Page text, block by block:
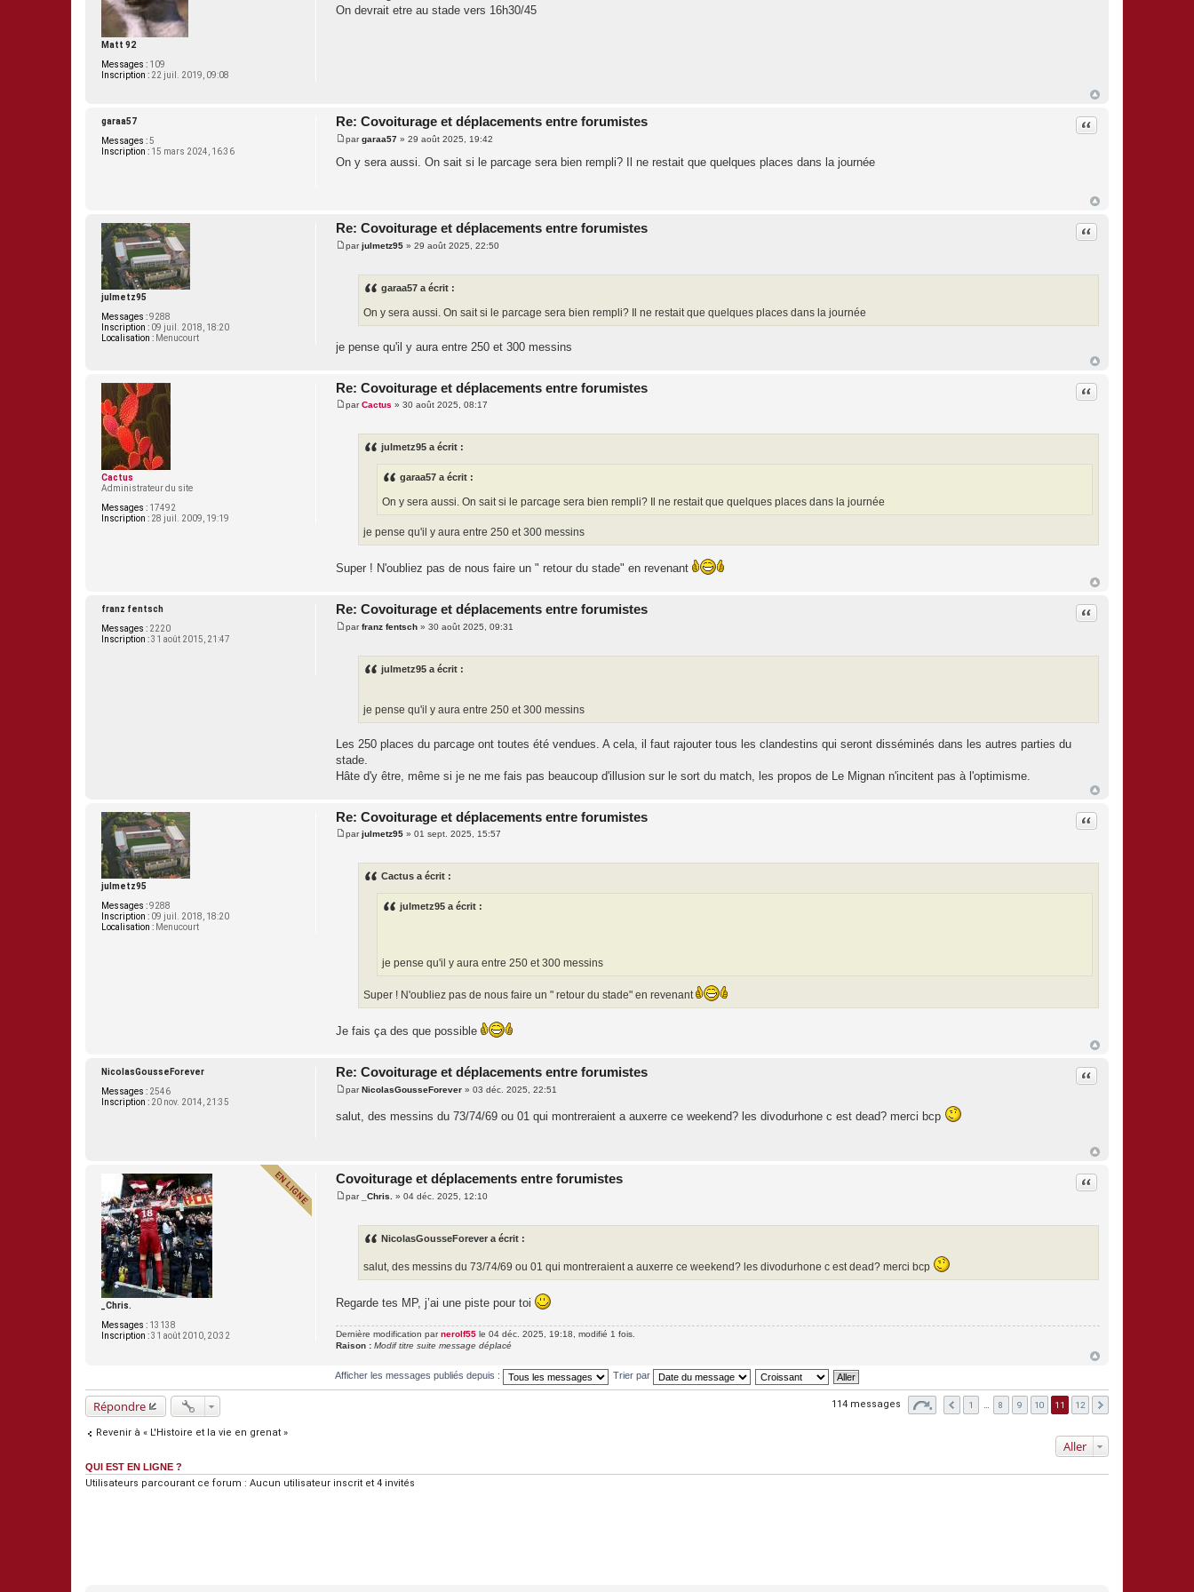
Matt 92
Messages : 109
Inscription : 22 juil. 2019, 09:08
s
On devrait etre au stade vers 16h30/45
garaa57
Messages :5
Inscription : 15 mars 2024, 16:36
Re: Covoiturage et déplacements entre forumistes Citation
M
s
pargaraa57» 29 août 2025, 19:42
On y sera aussi. On sait si le parcage sera bien rempli? Il ne restait que quelques places dans la journée
julmetz95
Messages :9288
Inscription : 09 juil. 2018, 18:20
Localisation : Menucourt
Re: Covoiturage et déplacements entre forumistes Citation
M
parjulmetz95» 29 août 2025, 22:50
garaa57 a écrit :
On y sera aussi. On sait si le parcage sera bien rempli? Il ne restait que quelques places dans la journée
je pense qu'il y aura entre 250 et 300 messins
Cactus
Administrateur du site
Messages : 17492
Inscription : 28 juil. 2009, 19:19
Re: Covoiturage et déplacements entre forumistes Citation
M
parCactus » 30 août 2025, 08:17
julmetz95 a écrit :
garaa57 a écrit :
On y sera aussi. On sait si le parcage sera bien rempli? Il ne restait que quelques places dans la journée
je pense qu'il y aura entre 250 et 300 messins
Super ! N'oubliez pas de nous faire un " retour du stade" en revenant
franz fentsch
Messages : 2220
Inscription :31 août 2015, 21:47
Re: Covoiturage et déplacements entre forumistes Citation
M
parfranz fentsch» 30 août 2025, 09:31
julmetz95 a écrit :
je pense qu'il y aura entre 250 et 300 messins
Les 250 places du parcage ont toutes été vendues. A cela, il faut rajouter tous les clandestins qui seront disséminés dans les autres parties du
stade.
Hâte d'y être, même si je ne me fais pas beaucoup d'illusion sur le sort du match, les propos de Le Mignan n'incitent pas à l'optimisme.
julmetz95
Messages :9288
Inscription : 09 juil. 2018, 18:20
Localisation : Menucourt
Re: Covoiturage et déplacements entre forumistes Citation
M
parjulmetz95» 01 sept. 2025, 15:57
Cactus a écrit :
julmetz95 a écrit :
je pense qu'il y aura entre 250 et 300 messins
Super ! N'oubliez pas de nous faire un " retour du stade" en revenant
Je fais ça des que possible
NicolasGousseForever
Messages : 2546
Inscription : 20 nov. 2014, 21:35
Re: Covoiturage et déplacements entre forumistes Citation
M
s
parNicolasGousseForever» 03 déc. 2025, 22:51
salut, des messins du 73/74/69 ou 01 qui montreraient a auxerre ce weekend? les divodurhone c est dead? merci bcp
_Chris.
Messages : 13138
Inscription :31 août 2010, 20:32
Covoiturage et déplacements entre forumistes Citation
M
par _Chris. » 04 déc. 2025, 12:10
NicolasGousseForever a écrit :
salut, des messins du 73/74/69 ou 01 qui montreraient a auxerre ce weekend? les divodurhone c est dead? merci bcp
Regarde tes MP, j’ai une piste pour toi
Dernière modification parnerolf55le 04 déc. 2025, 19:18, modifié 1 fois.
Raison : Modif titre suite message déplacé
Afficher les messages publiés depuis : Trier par
Répondre 114 messages 1 8 9 10 11 12
Revenir à « L'Histoire et la vie en grenat »
Aller
QUI EST EN LIGNE ?
Utilisateurs parcourant ce forum : Aucun utilisateur inscrit et 4 invités